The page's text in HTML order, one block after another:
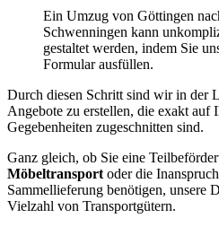
Ein Umzug von Göttingen
Schwenningen⁠ kann
gestaltet werden, indem Sie
Formular ausfüllen.
Durch diesen Schritt sind wir in der
Angebote zu erstellen, die exakt auf
Gegebenheiten zugeschnitten sind.
Ganz gleich, ob Sie eine
Möbeltransport oder die
Sammellieferung benötigen, unsere
Vielzahl von Transportgütern.